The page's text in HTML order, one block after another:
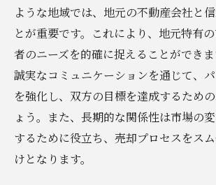
ような地域では、地元の不動産会社と
とが重要です。これにより、地元特有
者のニーズを的確に捉えることができ
誠実なコミュニケーションを通じて、
を強化し、双方の目標を達成するため
ょう。また、長期的な関係性は市場の
するために役立ち、売却プロセスをス
けとなります。